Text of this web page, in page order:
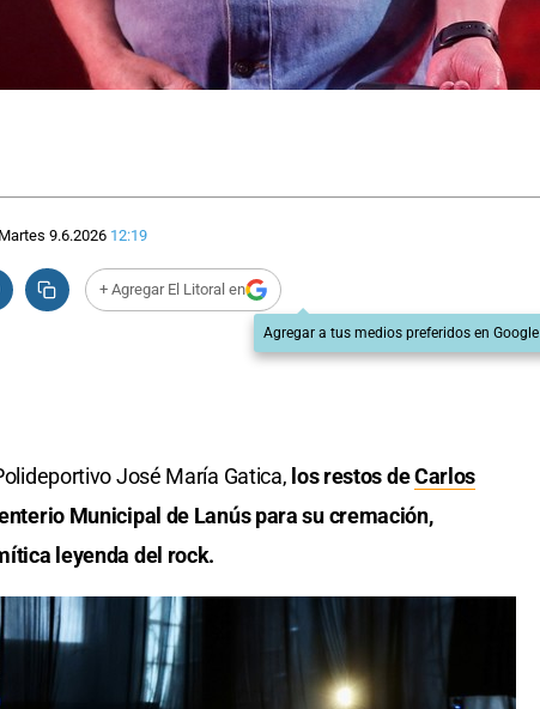
Martes 9.6.2026 12:19
+ Agregar El Litoral en
Agregar a tus medios preferidos en Google
José María Gatica, los restos deCarlos
Municipal de Lanús para su cremación,
leyenda del rock.